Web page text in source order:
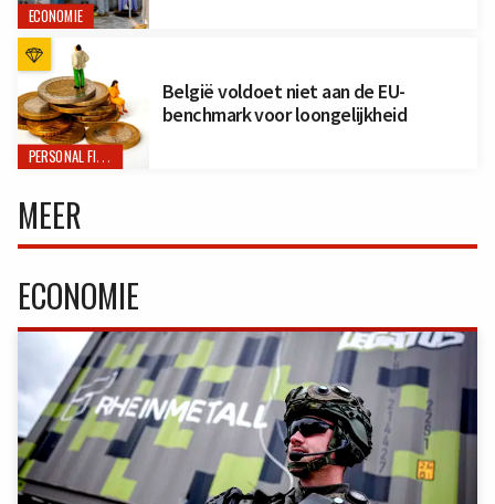
ECONOMIE
PERSONAL FINANCE
België voldoet niet aan de EU-
benchmark voor loongelijkheid
MEER
ECONOMIE